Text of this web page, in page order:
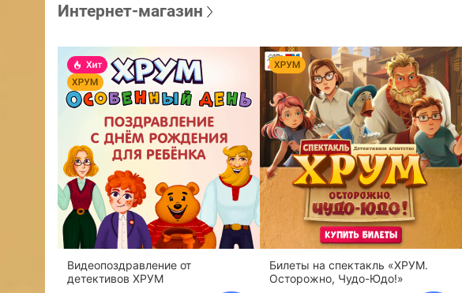
Интернет-магазин
Видеопоздравление от
детективов ХРУМ
Билеты на спектакль «ХРУМ.
Осторожно, Чудо-Юдо!»